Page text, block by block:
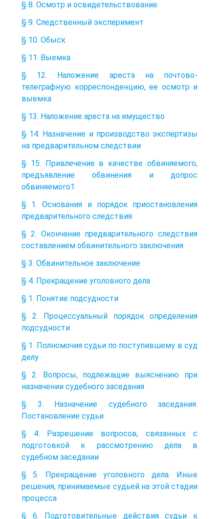
§ 8. Осмотр и освидетельствование
§ 9. Следственный эксперимент
§ 10. Обыск
§ 11. Выемка
§ 12. Наложение ареста на почтово-
телеграфную корреспонденцию, ее осмотр и
выемка
§ 13. Наложение ареста на имущество
§ 14. Назначение и производство экспертизы
на предварительном следствии
§ 15. Привлечение в качестве обвиняемого,
предъявление обвинения и допрос
обвиняемого1
§ 1. Основания и порядок приостановления
предварительного следствия
§ 2. Окончание предварительного следствия
составлением обвинительного заключения
§ 3. Обвинительное заключение
§ 4. Прекращение уголовного дела
§ 1. Понятие подсудности
§ 2. Процессуальный порядок определения
подсудности
§ 1. Полномочия судьи по поступившему в суд
делу
§ 2. Вопросы, подлежащие выяснению при
назначении судебного заседания
§ 3. Назначение судебного заседания.
Постановление судьи
§ 4. Разрешение вопросов, связанных с
подготовкой к рассмотрению дела в
судебном заседании
§ 5. Прекращение уголовного дела. Иные
решения, принимаемые судьей на этой стадии
процесса
§ 6. Подготовительные действия судьи к